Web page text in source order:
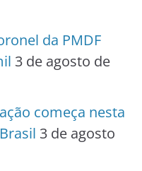
da PMDF
3 de agosto de
começa nesta
3 de agosto